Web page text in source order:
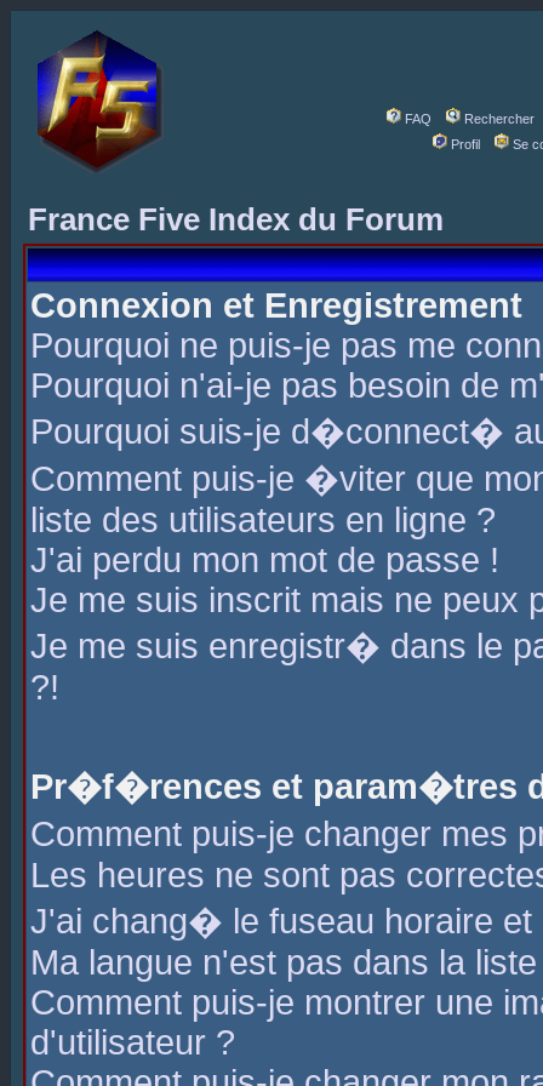
FAQ
Rechercher
Profil
Se
France Five Index du Forum
Connexion et Enregistrement
Pourquoi ne puis-je pas me
Pourquoi n'ai-je pas besoin de
Pourquoi suis-je d�connect�
Comment puis-je �viter que
liste des utilisateurs en ligne ?
J'ai perdu mon mot de passe !
Je me suis inscrit mais ne peux
Je me suis enregistr� dans le
?!
Pr�f�rences et param�tres
Comment puis-je changer mes
Les heures ne sont pas
J'ai chang� le fuseau horaire
Ma langue n'est pas dans la
Comment puis-je montrer une
d'utilisateur ?